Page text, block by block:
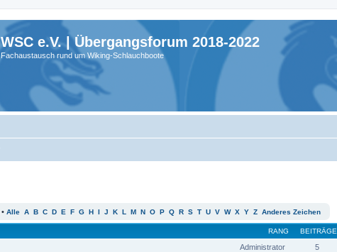
WSC e.V. | Übergangsforum 2018-2022
Fachaustausch rund um Wiking-Schlauchboote
• Alle A B C D E F G H I J K L M N O P Q R S T U V W X Y Z Anderes Zeichen
RANG BEITRÄGE
Administrator 5